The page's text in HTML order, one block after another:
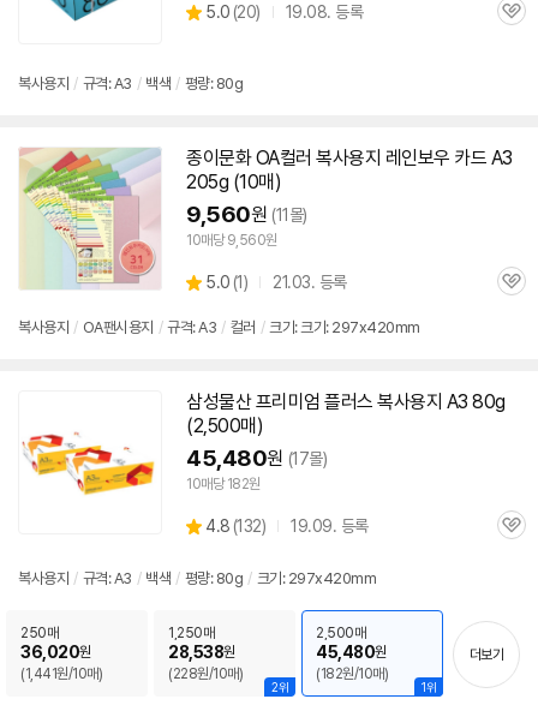
별
5.0 (상
뷰
20) 19.08. 등록
관
복사용지 / 규격:A3 / 백색 / 평량: 80g
종이문화 OA컬러 복사용지 레인보우 카드 A3
205g (10매)
9,560원 (11몰)
10매당 9,560원
별
점
5.0 (상
리
1) 21.03. 등록
관
복사용지 / OA팬시 용지 / 규격:A3 / 컬러 / 크기: 크기: 297x420mm
삼성물산 프리미엄 플러스 복사용지 A3 80g
(2,500매)
45,480원 (17몰)
10매당 182원
별
4.8 (상
리
132) 19.09. 등록
관
복사용지 / 규격:A3 / 백색 / 평량: 80g / 크기: 297x420mm
250매
36,020원
(1,441원/10매)
2위
1,250매
28,538원
(228원/10매)
1위
2,500매
45,480원
(182원/10매)
더보기